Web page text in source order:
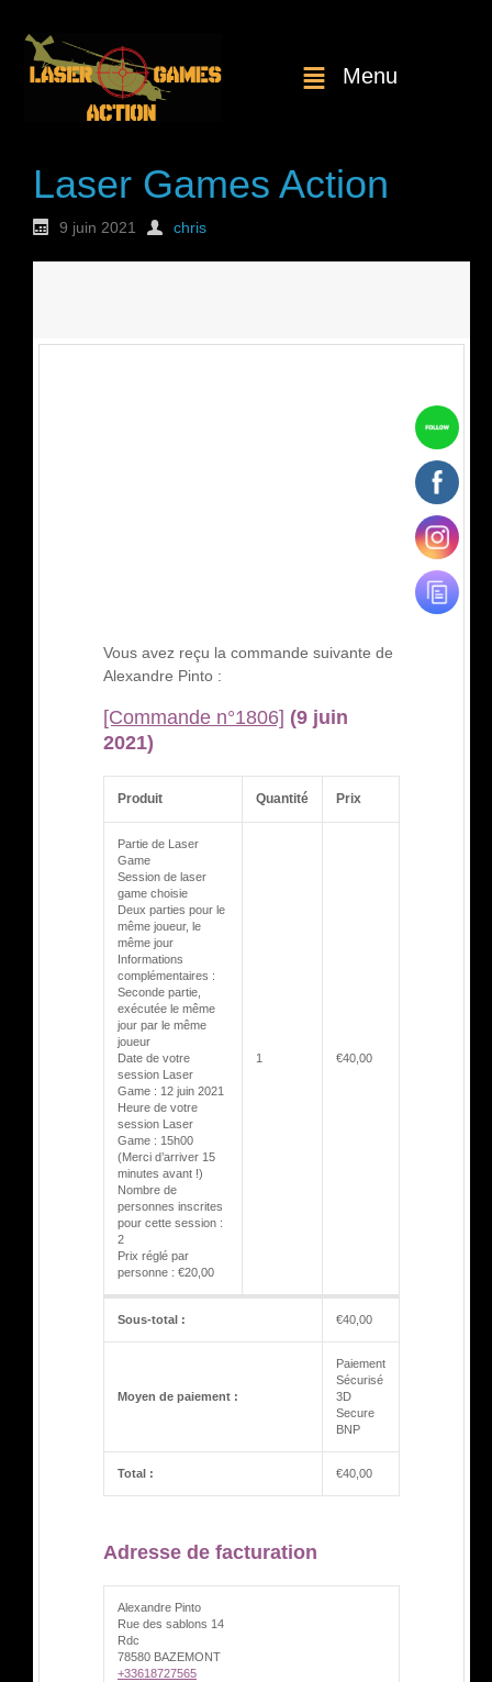
Menu
Laser Games Action
9 juin 2021 chris
Vous avez reçu la commande suivante de
Alexandre Pinto :
[Commande n°1806] (9 juin
2021)
Produit Quantité Prix
Partie de Laser
Game
Session de laser
game choisie
Deux parties pour le
même joueur, le
même jour
Informations
complémentaires :
Seconde partie,
exécutée le même
jour par le même
joueur
Date de votre
session Laser
Game : 12 juin 2021
Heure de votre
session Laser
Game : 15h00
(Merci d’arriver 15
minutes avant !)
Nombre de
personnes inscrites
pour cette session :
2
Prix réglé par
personne : €20,00
1 €40,00
Sous-total : €40,00
Moyen de paiement :
Paiement
Sécurisé
3D
Secure
BNP
Total : €40,00
Adresse de facturation
Alexandre Pinto
Rue des sablons 14
Rdc
78580 BAZEMONT
+33618727565